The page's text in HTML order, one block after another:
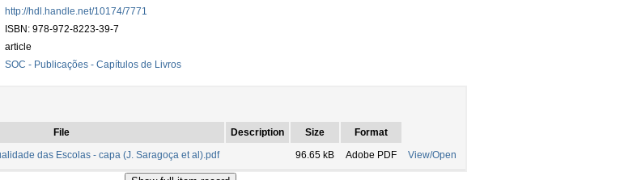
http://hdl.handle.net/10174/7771
ISBN: 978-972-8223-39-7
article
SOC - Publicações - Capítulos de Livros
File Description Size
Format
das Escolas - capa (J. Saragoça et al).pdf
96.65 kB Adobe PDF View/Open